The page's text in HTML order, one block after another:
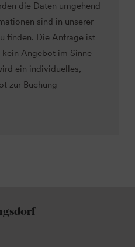
die Daten umgehend
sind in unserer
finden. Die Anfrage ist
Angebot im Sinne
ein individuelles,
zur Buchung